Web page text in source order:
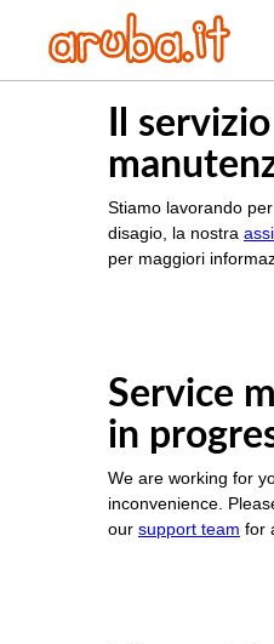
Il
Stiamo lavorando
disagio, la nostra
per maggiori
Service
in
We are working for
inconvenience.
our support team for